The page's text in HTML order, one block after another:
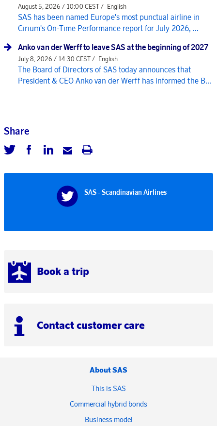
Book a trip
Contact customer care
August 5, 2026 / 10:00 CEST / English
SAS has been named Europe's most punctual airline in
Cirium's On-Time Performance report for July 2026, ...
Anko van der Werff to leave SAS at the beginning of 2027
July 8, 2026 / 14:30 CEST / English
The Board of Directors of SAS today announces that
President & CEO Anko van der Werff has informed the B...
Share
SAS - Scandinavian Airlines
About SAS
This is SAS
Commercial hybrid bonds
Business model